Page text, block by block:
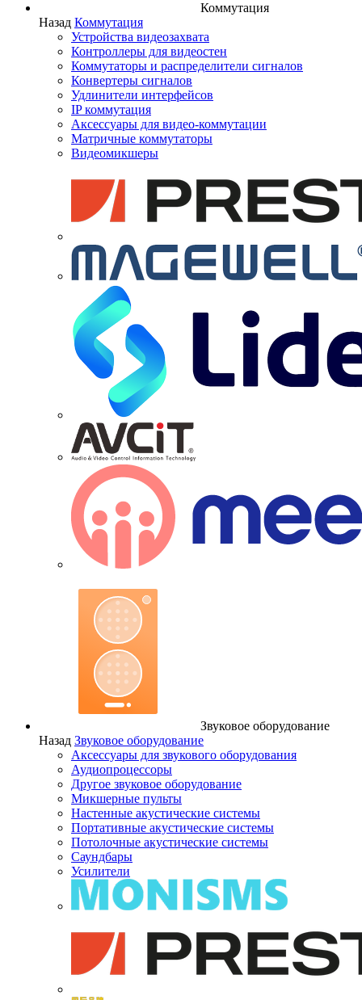
Коммутация
Назад Коммутация
Устройства видеозахвата
Контроллеры для видеостен
Коммутаторы и распределители сигналов
Конвертеры сигналов
Удлинители интерфейсов
IP коммутация
Аксессуары для видео-коммутации
Матричные коммутаторы
Видеомикшеры
Звуковое оборудование
Назад Звуковое оборудование
Аксессуары для звукового оборудования
Аудиопроцессоры
Другое звуковое оборудование
Микшерные пульты
Настенные акустические системы
Портативные акустические системы
Потолочные акустические системы
Саундбары
Усилители